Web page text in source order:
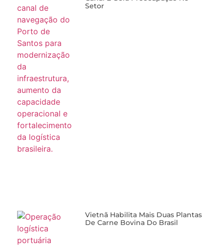
Setor
Vietnã Habilita Mais Duas Plantas
De Carne Bovina Do Brasil